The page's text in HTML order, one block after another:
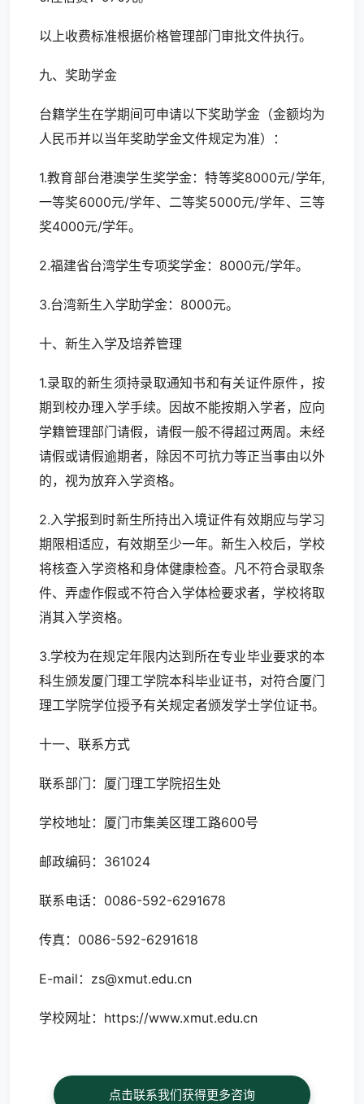
以上收费标准根据价格管理部门审批文件执行。
九、奖助学金
台籍学生在学期间可申请以下奖助学金（金额均为
人民币并以当年奖助学金文件规定为准）：
1.教育部台港澳学生奖学金：特等奖8000元/学年,
一等奖6000元/学年、二等奖5000元/学年、三等
奖4000元/学年。
2.福建省台湾学生专项奖学金：8000元/学年。
3.台湾新生入学助学金：8000元。
十、新生入学及培养管理
1.录取的新生须持录取通知书和有关证件原件，按
期到校办理入学手续。因故不能按期入学者，应向
学籍管理部门请假，请假一般不得超过两周。未经
请假或请假逾期者，除因不可抗力等正当事由以外
的，视为放弃入学资格。
2.入学报到时新生所持出入境证件有效期应与学习
期限相适应，有效期至少一年。新生入校后，学校
将核查入学资格和身体健康检查。凡不符合录取条
件、弄虚作假或不符合入学体检要求者，学校将取
消其入学资格。
3.学校为在规定年限内达到所在专业毕业要求的本
科生颁发厦门理工学院本科毕业证书，对符合厦门
理工学院学位授予有关规定者颁发学士学位证书。
十一、联系方式
联系部门：厦门理工学院招生处
学校地址：厦门市集美区理工路600号
邮政编码：361024
联系电话：0086-592-6291678
传真：0086-592-6291618
E-mail： zs@xmut.edu.cn
学校网址： https://www.xmut.edu.cn
点击联系我们获得更多咨询